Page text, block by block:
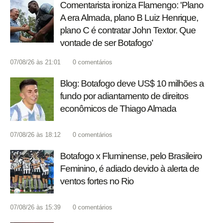
Comentarista ironiza Flamengo: 'Plano
A era Almada, plano B Luiz Henrique,
plano C é contratar John Textor. Que
vontade de ser Botafogo'
07/08/26 às 21:01 0 comentários
Blog: Botafogo deve US$ 10 milhões a
fundo por adiantamento de direitos
econômicos de Thiago Almada
07/08/26 às 18:12 0 comentários
Botafogo x Fluminense, pelo Brasileiro
Feminino, é adiado devido à alerta de
ventos fortes no Rio
07/08/26 às 15:39 0 comentários